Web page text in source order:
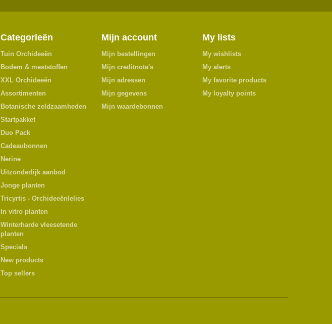
Categorieën
Tuin Orchideeën
Bodem & meststoffen
XXL Orchideeën
Assortimenten
Botanische zeldzaamheden
Startpakket
Duo Pack
Cadeaubonnen
Nerine
Uitzonderlijk aanbod
Jonge planten
Tricyrtis - Orchideeënlelies
In vitro planten
Winterharde vleesetende
planten
Specials
New products
Top sellers
Mijn account
Mijn bestellingen
Mijn creditnota's
Mijn adressen
Mijn gegevens
Mijn waardebonnen
My lists
My wishlists
My alerts
My favorite products
My loyalty points